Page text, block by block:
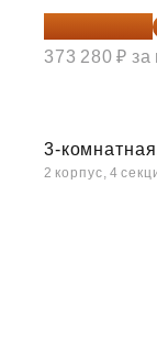
24 935 104 ₽
373 280 ₽ за
3-
2 корпус, 4